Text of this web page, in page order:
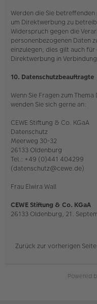
Werden die Sie
um Direktwerbung zu
Widerspruch gegen die
personenbezogenen Daten
einzulegen; dies gilt auch
Direktwerbung in
10. Datenschutzbeauftragte
Wenn Sie Fragen zum
wenden Sie sich gerne an:
CEWE Stiftung & Co. KGaA
Datenschutz
Meerweg 30-32
26133 Oldenburg
Tel.: +49 (0)441 404299
(datenschutz@cewe.de)
Frau Elwira Wall
CEWE Stiftung & Co. KGaA
26133 Oldenburg, 21.
Zurück zur vorherigen Seite
Powered